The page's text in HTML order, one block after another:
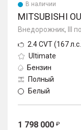
В наличии
MITSUBISHI
Внедорожник, III
2.4 CVT (167
Ultimate
Бензин
Полный
Белый
1 798 000